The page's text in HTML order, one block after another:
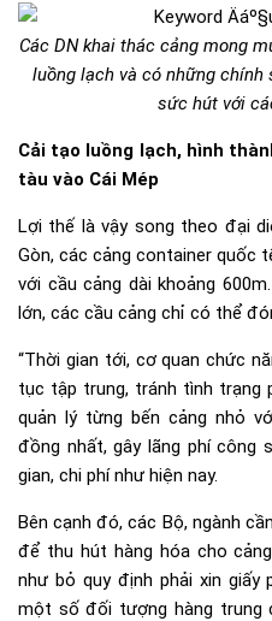
Các DN khai thác cảng mong
luồng lạch và có những chính
sức hút với
Cải tạo luồng lạch, hình
tàu vào Cái Mép
Lợi thế là vậy song theo đại
Gòn, các cảng container quốc
với cầu cảng dài khoảng
lớn, các cầu cảng chỉ có thể
“Thời gian tới, cơ quan chức
tục tập trung, tránh tình trạng
quản lý từng bến cảng nhỏ
đồng nhất, gây lãng phí công
gian, chi phí như hiện nay.
Bên cạnh đó, các Bộ, ngành
để thu hút hàng hóa cho
như bỏ quy định phải xin giấy
một số đối tượng hàng trung